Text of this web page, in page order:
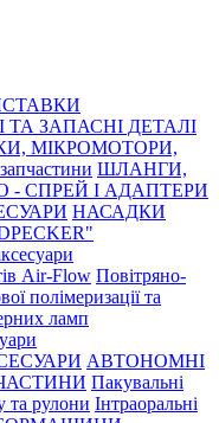
ЗАПАСНІ ДЕТАЛІ
МІКРОМОТОРИ,
ШЛАНГИ,
- СПРЕЙ І АДАПТЕРИ
НАСАДКИ
Air-Flow Повітряно-
полімеризації та
ламп
АВТОНОМНІ
Пакувальні
та рулони Інтраоральні